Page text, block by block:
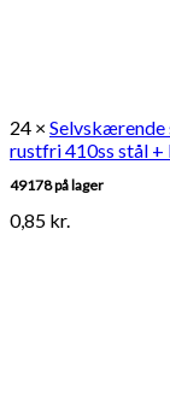
24 × Selvskærende
rustfri 410ss stål +
49178 på lager
0,85 kr.